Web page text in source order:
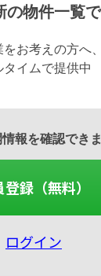
物件一覧で
お考えの方へ
イムで提供中
報を確認でき
録（無料）
ログイン